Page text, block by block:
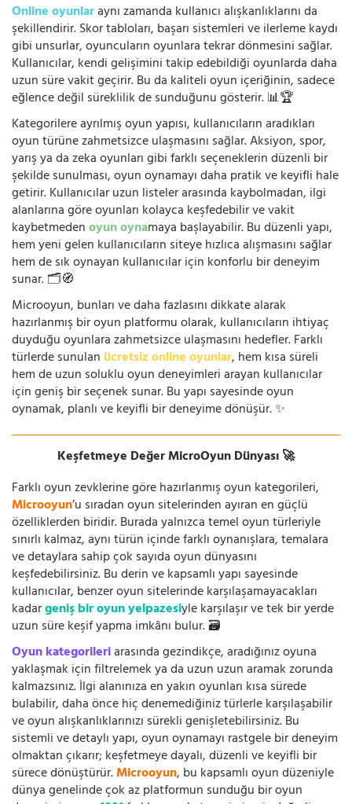
Online oyunlaraynı zamanda kullanıcı alışkanlıklarını da
şekillendirir. Skor tabloları, başarı sistemleri ve ilerleme kaydı
gibi unsurlar, oyuncuların oyunlara tekrar dönmesini sağlar.
Kullanıcılar, kendi gelişimini takip edebildiği oyunlarda daha
uzun süre vakit geçirir. Bu da kaliteli oyun içeriğinin, sadece
eğlence değil süreklilik de sunduğunu gösterir. 📊🏆
Kategorilere ayrılmış oyun yapısı, kullanıcıların aradıkları
oyun türüne zahmetsizce ulaşmasını sağlar. Aksiyon, spor,
yarış ya da zeka oyunları gibi farklı seçeneklerin düzenli bir
şekilde sunulması, oyun oynamayı daha pratik ve keyifli hale
getirir. Kullanıcılar uzun listeler arasında kaybolmadan, ilgi
alanlarına göre oyunları kolayca keşfedebilir ve vakit
kaybetmedenoyun oynamaya başlayabilir. Bu düzenli yapı,
hem yeni gelen kullanıcıların siteye hızlıca alışmasını sağlar
hem de sık oynayan kullanıcılar için konforlu bir deneyim
sunar. 🗂️🧭
Microoyun, bunları ve daha fazlasını dikkate alarak
hazırlanmış bir oyun platformu olarak, kullanıcıların ihtiyaç
duyduğu oyunlara zahmetsizce ulaşmasını hedefler. Farklı
türlerde sunulan ücretsiz online oyunlar, hem kısa süreli
hem de uzun soluklu oyun deneyimleri arayan kullanıcılar
için geniş bir seçenek sunar. Bu yapı sayesinde oyun
oynamak, planlı ve keyifli bir deneyime dönüşür. ✨
Keşfetmeye Değer MicroOyun Dünyası 🚀
Farklı oyun zevklerine göre hazırlanmış oyun kategorileri,
Microoyun’u sıradan oyun sitelerinden ayıran en güçlü
özelliklerden biridir. Burada yalnızca temel oyun türleriyle
sınırlı kalmaz, aynı türün içinde farklı oynanışlara, temalara
ve detaylara sahip çok sayıda oyun dünyasını
keşfedebilirsiniz. Bu derin ve kapsamlı yapı sayesinde
kullanıcılar, benzer oyun sitelerinde karşılaşamayacakları
kadargeniş bir oyun yelpazesiyle karşılaşır ve tek bir yerde
uzun süre keşif yapma imkânı bulur. 🗃️
Oyun kategorileriarasında gezindikçe, aradığınız oyuna
yaklaşmak için filtrelemek ya da uzun uzun aramak zorunda
kalmazsınız. İlgi alanınıza en yakın oyunları kısa sürede
bulabilir, daha önce hiç denemediğiniz türlerle karşılaşabilir
ve oyun alışkanlıklarınızı sürekli genişletebilirsiniz. Bu
sistemli ve detaylı yapı, oyun oynamayı rastgele bir deneyim
olmaktan çıkarır; keşfetmeye dayalı, düzenli ve keyifli bir
sürece dönüştürür.Microoyun, bu kapsamlı oyun düzeniyle
dünya genelinde çok az platformun sunduğu bir oyun